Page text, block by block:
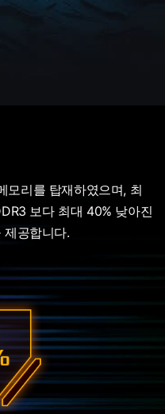
리를 탑재하였으며, 최
보다 최대 40% 낮아진
공합니다.